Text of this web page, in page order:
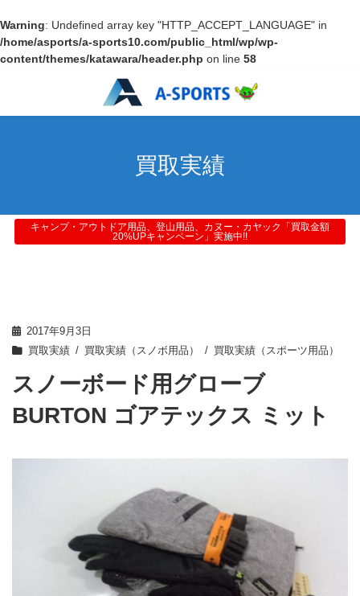
Warning: Undefined array key "HTTP_ACCEPT_LANGUAGE" in
/home/asports/a-sports10.com/public_html/wp/wp-
content/themes/katawara/header.php on line 58
買取実績
キャンプ・アウトドア用品、登山用品、カヌー・カヤック「買取金額
20%UPキャンペーン」実施中!!
2017年9月3日
買取実績
買取実績（スノボ用品） 買取実績（スポーツ用品）
スノーボード用グローブ
BURTON ゴアテックス ミット